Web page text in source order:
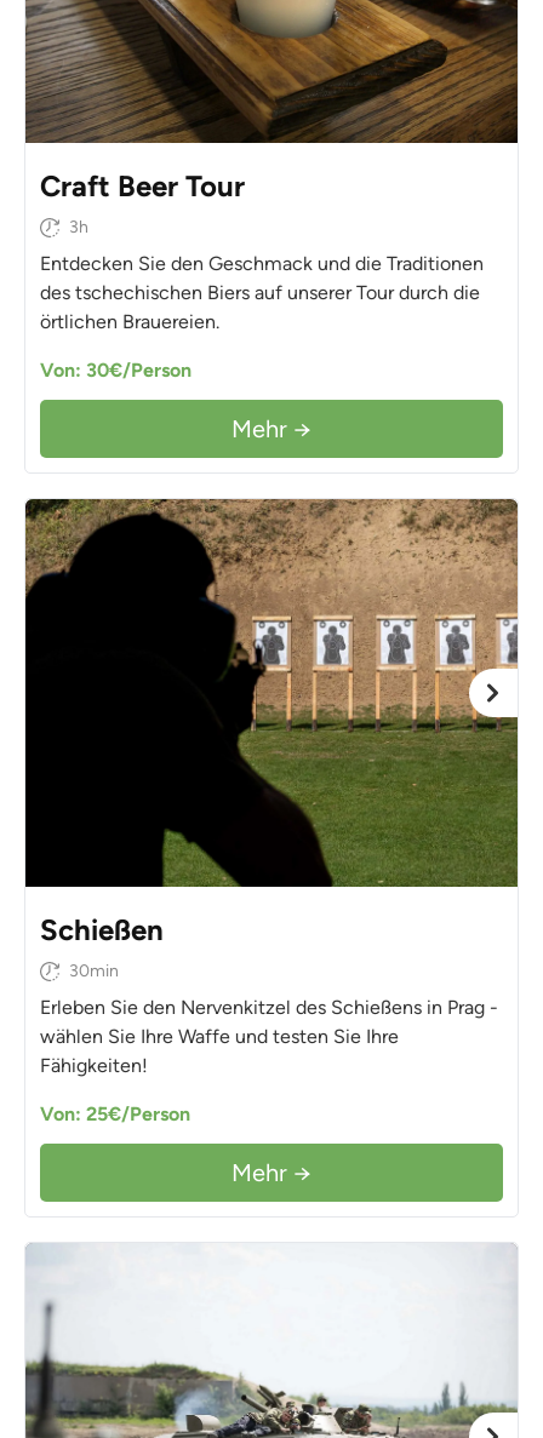
Craft Beer Tour
3h
Entdecken Sie den Geschmack und die Traditionen
des tschechischen Biers auf unserer Tour durch die
örtlichen Brauereien.
Von: 30€/Person
Mehr →
Schießen
30min
Erleben Sie den Nervenkitzel des Schießens in Prag -
wählen Sie Ihre Waffe und testen Sie Ihre
Fähigkeiten!
Von: 25€/Person
Mehr →